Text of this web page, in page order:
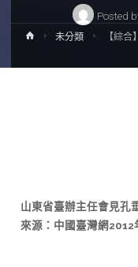
Posted
Home未分類
【綜
山東省臺辦主任會見孔
來源：中國臺灣網